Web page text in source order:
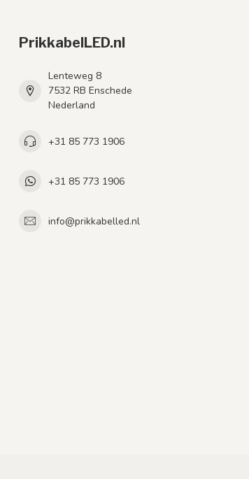
PrikkabelLED.nl
Lenteweg 8
7532 RB Enschede
Nederland
+31 85 773 1906
+31 85 773 1906
info@prikkabelled.nl